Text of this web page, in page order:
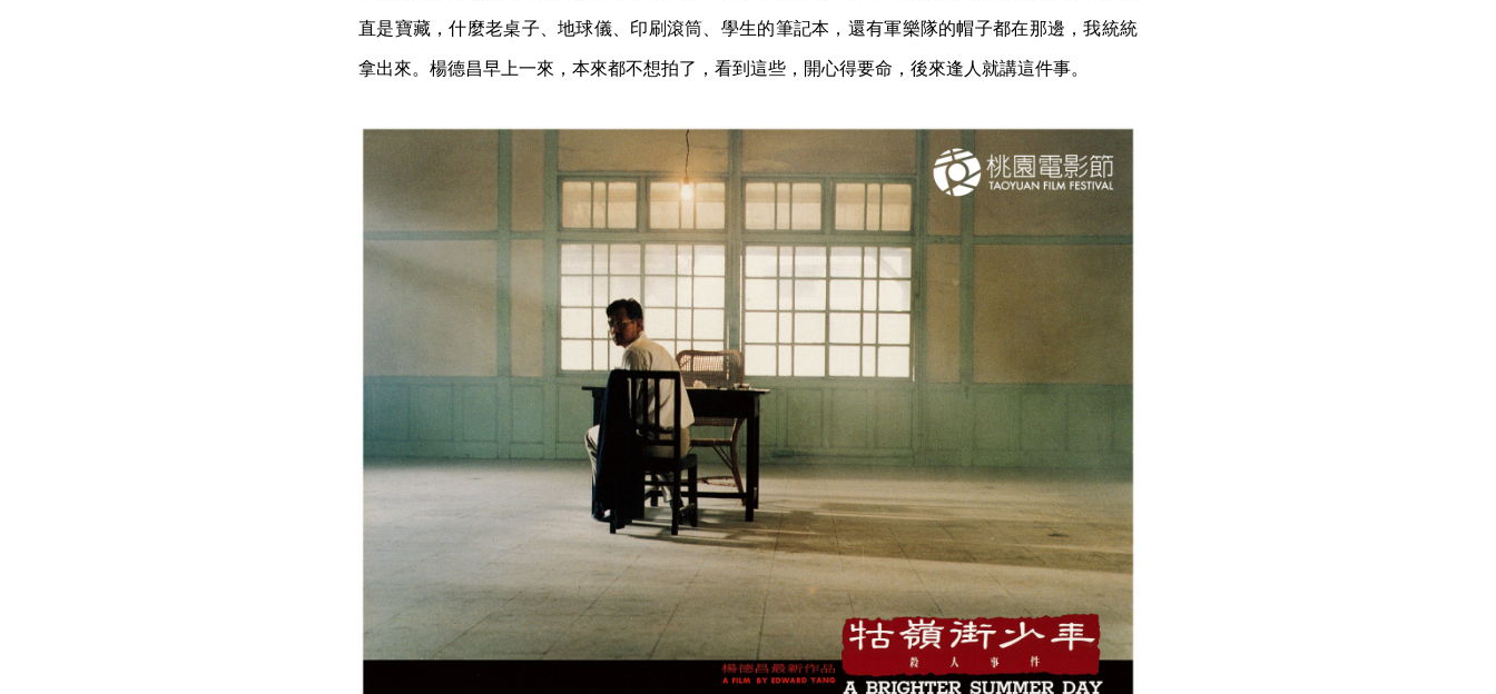
直是寶藏，什麼老桌子、地球儀、印刷滾筒、學生的筆記本，還有軍樂隊的帽子都在那邊，我統統
拿出來。楊德昌早上一來，本來都不想拍了，看到這些，開心得要命，後來逢人就講這件事。